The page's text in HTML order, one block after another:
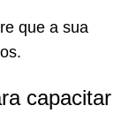
que a sua
capacitar